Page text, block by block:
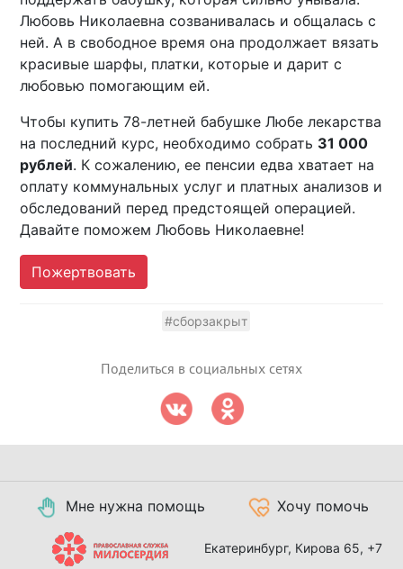
Любовь Николаевна созванивалась и общалась с
ней. А в свободное время она продолжает вязать
красивые шарфы, платки, которые и дарит с
любовью помогающим ей.
Чтобы купить 78-летней бабушке Любе лекарства
на последний курс, необходимо собрать 31 000
рублей. К сожалению, ее пенсии едва хватает на
оплату коммунальных услуг и платных анализов и
обследований перед предстоящей операцией.
Давайте поможем Любовь Николаевне!
Пожертвовать
#сборзакрыт
Поделиться в социальных сетях
Мне нужна помощь Хочу помочь
Екатеринбург, Кирова 65, +7